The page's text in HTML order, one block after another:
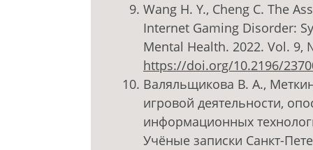
Wang H. Y., Cheng C. The
Internet Gaming Disorder:
Mental Health. 2022. Vol.
https://doi.org/10.2196/
Валяльщикова В. А.,
игровой деятельности,
информационных
Учёные записки Санкт-